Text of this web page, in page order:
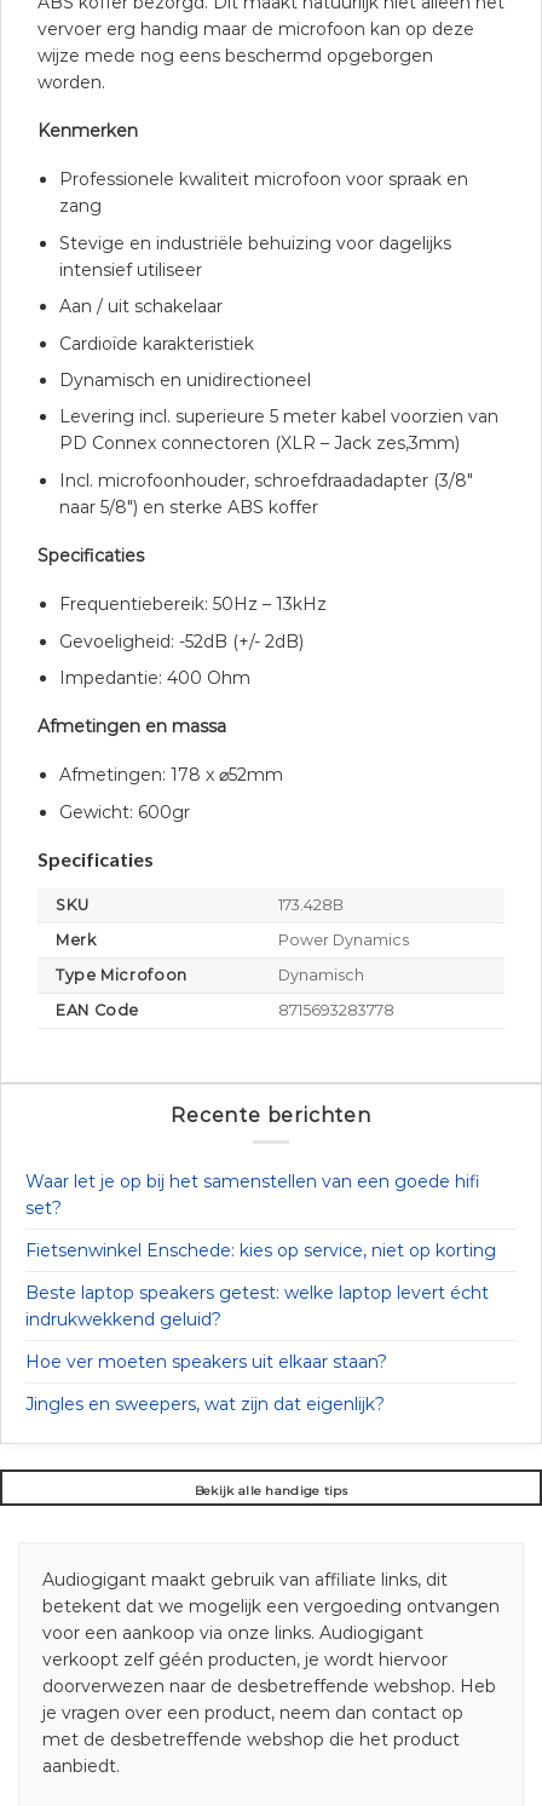
vervoer erg handig maar de microfoon kan op deze
wijze mede nog eens beschermd opgeborgen
worden.
Kenmerken
Professionele kwaliteit microfoon voor spraak en
zang
Stevige en industriële behuizing voor dagelijks
intensief utiliseer
Aan / uit schakelaar
Cardioïde karakteristiek
Dynamisch en unidirectioneel
Levering incl. superieure 5 meter kabel voorzien van
PD Connex connectoren (XLR – Jack zes,3mm)
Incl. microfoonhouder, schroefdraadadapter (3/8″
naar 5/8″) en sterke ABS koffer
Specificaties
Frequentiebereik: 50Hz – 13kHz
Gevoeligheid: -52dB (+/- 2dB)
Impedantie: 400 Ohm
Afmetingen en massa
Afmetingen: 178 x⌀52mm
Gewicht: 600gr
Specificaties
SKU
173.428B
Merk
Power Dynamics
Type Microfoon
Dynamisch
EAN Code
8715693283778
Recente berichten
Waar let je op bij het samenstellen van een goede hifi
set?
Fietsenwinkel Enschede: kies op service, niet op korting
Beste laptop speakers getest: welke laptop levert écht
indrukwekkend geluid?
Hoe ver moeten speakers uit elkaar staan?
Jingles en sweepers, wat zijn dat eigenlijk?
Bekijk alle handige tips
Audiogigant maakt gebruik van affiliate links, dit
betekent dat we mogelijk een vergoeding ontvangen
voor een aankoop via onze links. Audiogigant
verkoopt zelf géén producten, je wordt hiervoor
doorverwezen naar de desbetreffende webshop. Heb
je vragen over een product, neem dan contact op
met de desbetreffende webshop die het product
aanbiedt.